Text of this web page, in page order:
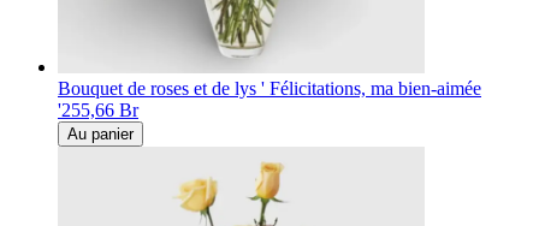
Bouquet de roses et de lys ' Félicitations, ma bien-aimée
'255,66 Br
Au panier